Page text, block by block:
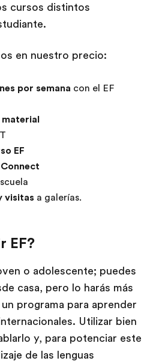
cursos distintos
en nuestro precio:
por semana con el EF
material
EF
visitas a galerías.
EF?
o adolescente; puedes
casa, pero lo harás más
programa para aprender
Utilizar bien
y, para potenciar este
de las lenguas